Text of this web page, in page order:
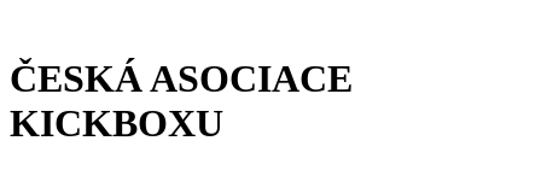
obsahu
ČESKÁ ASOCIACE
KICKBOXU